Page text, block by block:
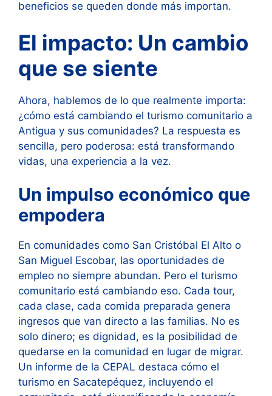
beneficios se queden donde más importan.
El impacto: Un cambio
que se siente
Ahora, hablemos de lo que realmente importa:
¿cómo está cambiando el turismo comunitario a
Antigua y sus comunidades? La respuesta es
sencilla, pero poderosa: está transformando
vidas, una experiencia a la vez.
Un impulso económico que
empodera
En comunidades como San Cristóbal El Alto o
San Miguel Escobar, las oportunidades de
empleo no siempre abundan. Pero el turismo
comunitario está cambiando eso. Cada tour,
cada clase, cada comida preparada genera
ingresos que van directo a las familias. No es
solo dinero; es dignidad, es la posibilidad de
quedarse en la comunidad en lugar de migrar.
Un informe de la CEPAL destaca cómo el
turismo en Sacatepéquez, incluyendo el